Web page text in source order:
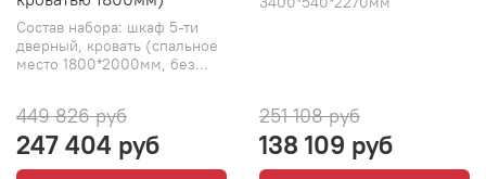
Состав набора: шкаф 5-ти
дверный, кровать (спальное
место 1800*2000мм, без...
449 826 руб
247 404 руб
251 108 руб
138 109 руб